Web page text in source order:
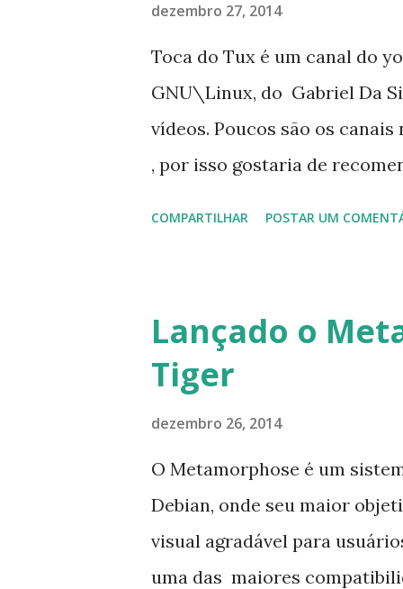
dezembro 27, 2014
Toca do Tux é um canal do
GNU\Linux, do Gabriel Da
vídeos. Poucos são os
, por isso gostaria de
COMPARTILHAR POSTAR UM
Lançado o
Tiger
dezembro 26, 2014
O Metamorphose é um
Debian, onde seu maior
visual agradável para
uma das maiores